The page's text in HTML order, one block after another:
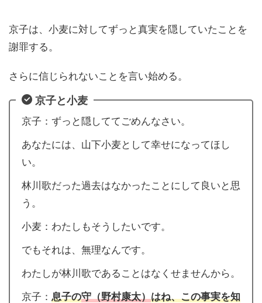
京子は、小麦に対してずっと真実を隠していたことを
謝罪する。
さらに信じられないことを言い始める。
京子と小麦
京子：ずっと隠しててごめんなさい。
あなたには、山下小麦として幸せになってほし
い。
林川歌だった過去はなかったことにして良いと思
う。
小麦：わたしもそうしたいです。
でもそれは、無理なんです。
わたしが林川歌であることはなくせませんから。
京子： 息子の守（野村康太）はね、この事実を知